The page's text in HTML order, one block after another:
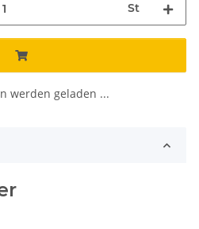
St
werden geladen ...